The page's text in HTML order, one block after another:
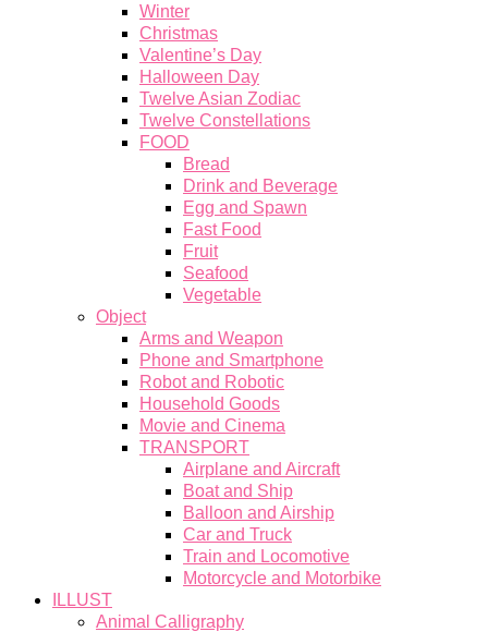
Winter
Christmas
Valentine’s Day
Halloween Day
Twelve Asian Zodiac
Twelve Constellations
FOOD
Bread
Drink and Beverage
Egg and Spawn
Fast Food
Fruit
Seafood
Vegetable
Object
Arms and Weapon
Phone and Smartphone
Robot and Robotic
Household Goods
Movie and Cinema
TRANSPORT
Airplane and Aircraft
Boat and Ship
Balloon and Airship
Car and Truck
Train and Locomotive
Motorcycle and Motorbike
ILLUST
Animal Calligraphy